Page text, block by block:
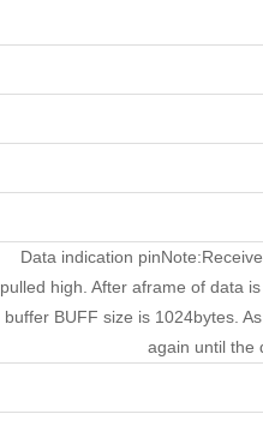
Data indication
pulled high. After aframe of data
buffer BUFF size is 1024bytes.
again until the